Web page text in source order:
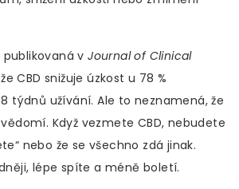
publikovaná vJournal of Clinical
CBD snižuje úzkost u 78 %
týdnů užívání. Ale to neznamená, že
Když vezmete CBD, nebudete
nebo že se všechno zdá jinak.
lépe spíte a méně boletí.